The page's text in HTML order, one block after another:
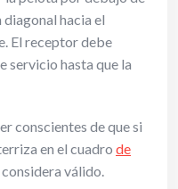
hacia el
El receptor debe
servicio hasta que la
conscientes de que si
en el cuadro de
válido.